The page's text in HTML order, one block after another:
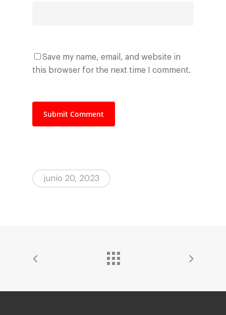
Save my name, email, and website in
this browser for the next time I comment.
junio 20, 2023